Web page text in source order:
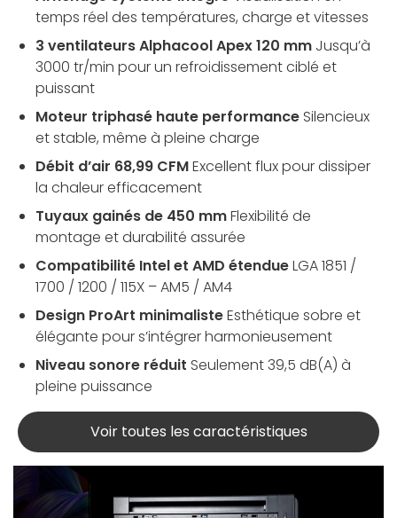
temps réel des températures, charge et vitesses
3 ventilateurs Alphacool Apex 120 mm Jusqu’à
3000 tr/min pour un refroidissement ciblé et
puissant
Moteur triphasé haute performance Silencieux
et stable, même à pleine charge
Débit d’air 68,99 CFMExcellent flux pour dissiper
la chaleur efficacement
Tuyaux gainés de 450 mmFlexibilité de
montage et durabilité assurée
Compatibilité Intel et AMD étendueLGA 1851 /
1700 / 1200 / 115X – AM5 / AM4
Design ProArt minimalisteEsthétique sobre et
élégante pour s’intégrer harmonieusement
Niveau sonore réduit Seulement 39,5 dB(A) à
pleine puissance
Voir toutes les caractéristiques